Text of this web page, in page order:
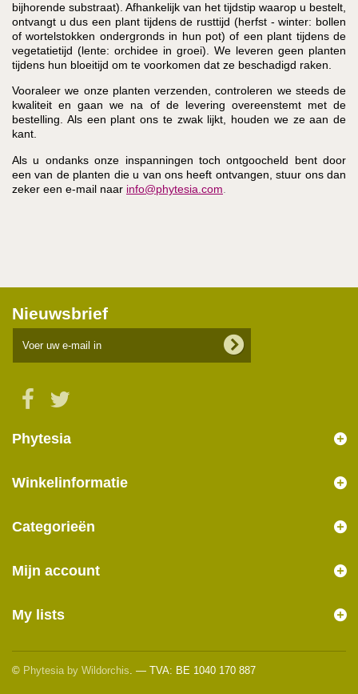
bijhorende substraat). Afhankelijk van het tijdstip waarop u bestelt,
ontvangt u dus een plant tijdens de rusttijd (herfst - winter: bollen
of wortelstokken ondergronds in hun pot) of een plant tijdens de
vegetatietijd (lente: orchidee in groei). We leveren geen planten
tijdens hun bloeitijd om te voorkomen dat ze beschadigd raken.
Vooraleer we onze planten verzenden, controleren we steeds de
kwaliteit en gaan we na of de levering overeenstemt met de
bestelling. Als een plant ons te zwak lijkt, houden we ze aan de
kant.
Als u ondanks onze inspanningen toch ontgoocheld bent door
een van de planten die u van ons heeft ontvangen, stuur ons dan
zeker een e-mail naar info@phytesia.com
Nieuwsbrief
Phytesia
© Phytesia by Wildorchis. — TVA: BE 1040 170 887
Winkelinformatie
Categorieën
Mijn account
My lists